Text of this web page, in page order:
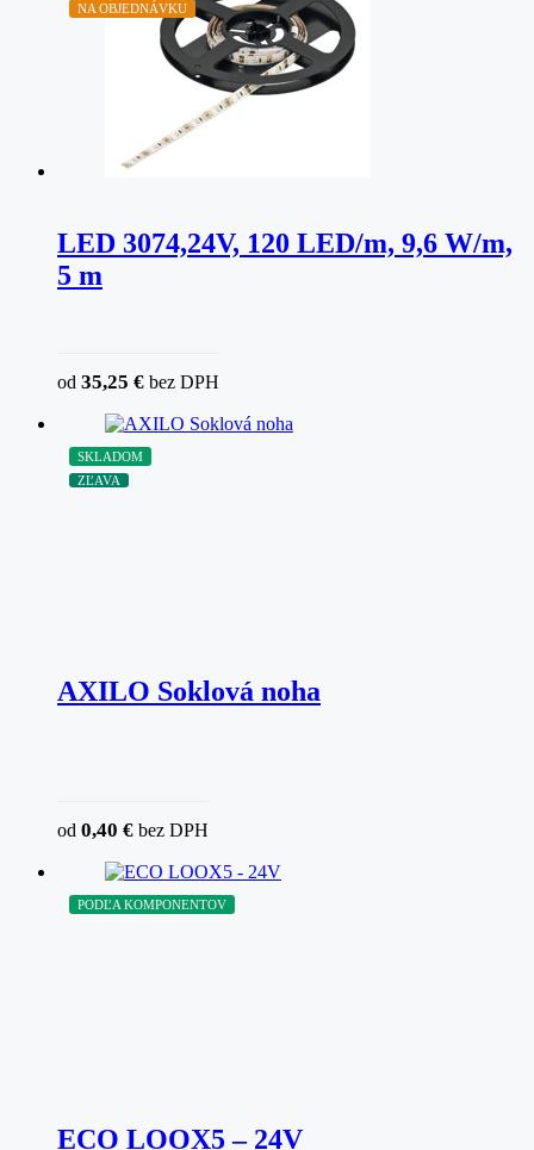
NA OBJEDNÁVKU
LED 3074,24V, 120 LED/m, 9,6 W/m,
5 m
od 35,25 € bez DPH
SKLADOM
ZĽAVA
AXILO Soklová noha
od 0,40 € bez DPH
PODĽA KOMPONENTOV
ECO LOOX5 – 24V